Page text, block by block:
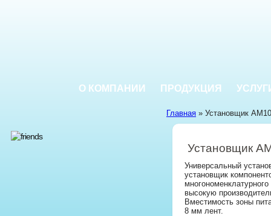
О КОМПАНИИ ПРОДУКЦИЯ
Главная » Установщик
Установщик
Универсальный
установщик
высокую
Вместимость зоны
8 мм лент.